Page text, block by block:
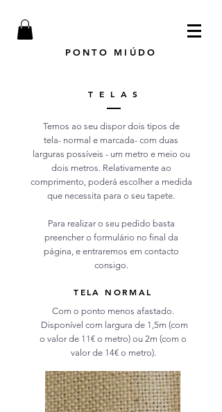
PONTO MIÚDO
T E L A S
Temos ao seu dispor dois tipos de
tela- normal e marcada- com duas
larguras possíveis - um metro e meio ou
dois metros. Relativamente ao
comprimento, poderá escolher a medida
que necessita para o seu tapete.
Para realizar o seu pedido basta
preencher o formulário no final da
página, e entraremos em contacto
consigo.
TELA NORMAL
Com o ponto menos afastado.
Disponível com largura de 1,5m (com
o valor de 11€ o metro) ou 2m (com o
valor de 14€ o metro).